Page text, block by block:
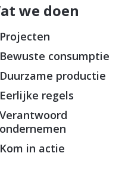
we doen
Projecten
Bewuste consumptie
Duurzame productie
Eerlijke regels
Verantwoord
ondernemen
Kom in actie